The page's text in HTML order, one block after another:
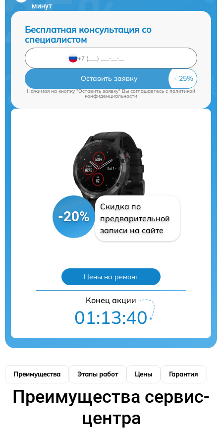
минут
Бесплатная консультация со
специалистом
Оставить заявку
Нажимая на кнопку "Оставить заявку" Вы соглашаетесь cполитикой
конфиденциальности
-20%
Скидка по
предварительной
записи на сайте
Цены на ремонт
Конец акции
01:13:39
Преимущества Этапы работ Цены Гарантия
Преимущества сервис-
центра